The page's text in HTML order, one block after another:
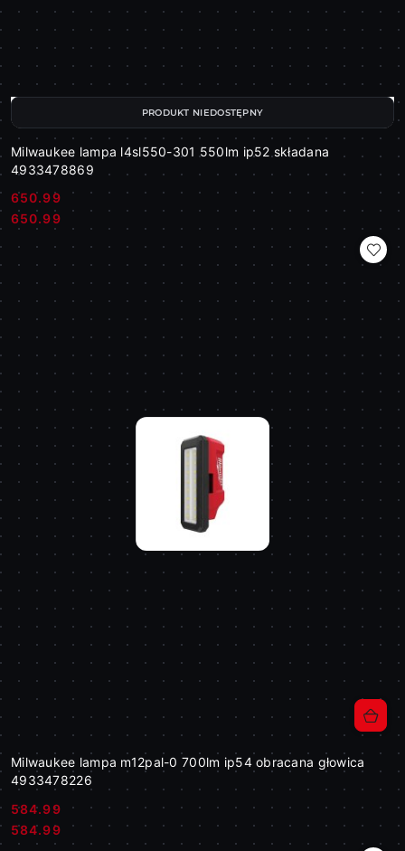
Milwaukee lampa l4sl550-301 550lm ip52 składana
4933478869
Cena:
650.99
Cena:
650.99
PRODUKT NIEDOSTĘPNY
Milwaukee lampa m12pal-0 700lm ip54 obracana głowica
4933478226
Cena:
584.99
Cena:
584.99